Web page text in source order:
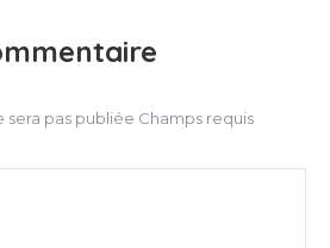
sera pas publiée Champs requis